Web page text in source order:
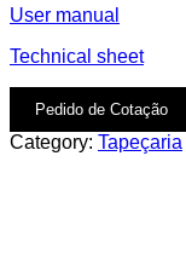
User manual
Technical sheet
Pedido de Cotação
Category: Tapeçaria